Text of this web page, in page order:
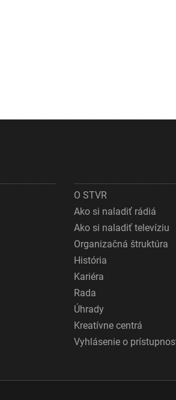
O STVR
Ako si naladiť rádiá
Ako si naladiť televíziu
Organizačná štruktúra
História
Kariéra
Rada
Úhrady
Kreatívne centrá
Vyhlásenie o